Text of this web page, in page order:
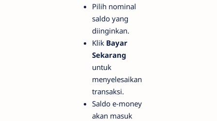
Pilih nominal
saldo yang
diinginkan.
Klik Bayar
Sekarang
untuk
menyelesaikan
transaksi.
Saldo e-money
akan masuk